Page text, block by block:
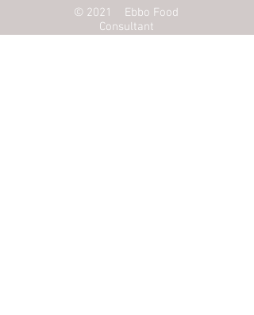
© 2021 Ebbo Food
Consultant